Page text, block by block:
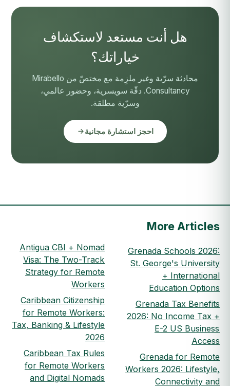
هل أنت مستعد لاستكشاف
خياراتك؟
محادثة سرّية وغير ملزِمة مع مختصّ من Mirabello
Consultancy. دقّة سويسرية، وحضور عالمي،
وسرّية مطلقة.
احجز استشارة مجانية
More Articles
Grenada Schools 2026:
St. George's University
+ International
Education Options
Grenada Tax Benefits
2026: No Income Tax +
E-2 US Business
Access
Grenada for Remote
Workers 2026: Lifestyle,
Connectivity and
Antigua CBI + Nomad
Visa: The Two-Track
Strategy for Remote
Workers
Caribbean Citizenship
for Remote Workers:
Tax, Banking & Lifestyle
2026
Caribbean Tax Rules
for Remote Workers
and Digital Nomads